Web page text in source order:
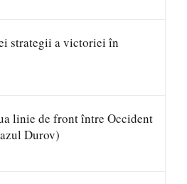
strategii a victoriei în
linie de front între Occident
Durov)